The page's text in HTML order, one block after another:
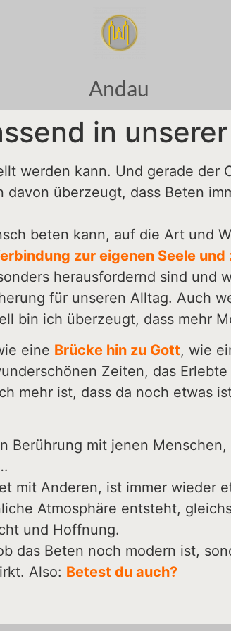
Andau
in
werden kann. Und gerade der
davon überzeugt, dass Beten
beten kann, auf die Art und
zur eigenen Seele und
herausfordernd sind und
für unseren Alltag. Auch
bin ich überzeugt, dass mehr
eine Brücke hin zu Gott, wie
Zeiten, das
mehr ist, dass da noch etwas
Berührung mit jenen
mit Anderen, ist immer wieder
Atmosphäre entsteht,
und Hoffnung.
das Beten noch modern ist,
Also: Betest du auch?